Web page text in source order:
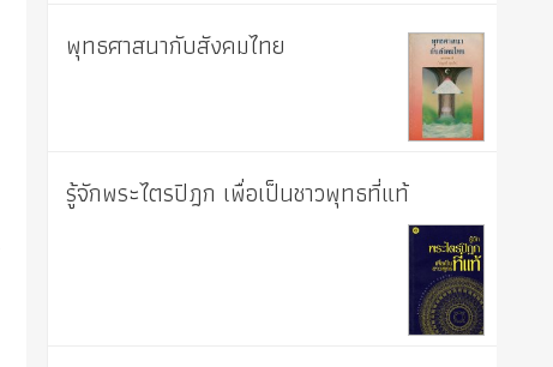
พุทธศาสนากับสังคมไทย
รู้จักพระไตรปิฎก เพื่อเป็นชาวพุทธที่แท้